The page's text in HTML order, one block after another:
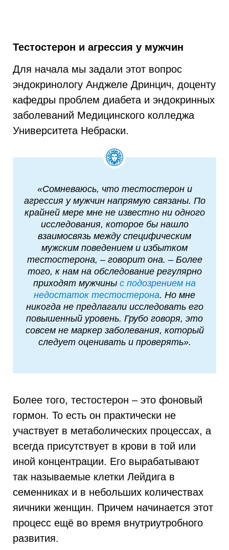
Тестостерон и агрессия у мужчин
Для начала мы задали этот вопрос
эндокринологу Анджеле Дринцич, доценту
кафедры проблем диабета и эндокринных
заболеваний Медицинского колледжа
Университета Небраски.
«Сомневаюсь, что тестостерон и
агрессия у мужчин напрямую связаны. По
крайней мере мне не известно ни одного
исследования, которое бы нашло
взаимосвязь между специфическим
мужским поведением и избытком
тестостерона, – говорит она. – Более
того, к нам на обследование регулярно
приходят мужчины с подозрением на
недостаток тестостерона. Но мне
никогда не предлагали исследовать его
повышенный уровень. Грубо говоря, это
совсем не маркер заболевания, который
следует оценивать и проверять».
Более того, тестостерон – это фоновый
гормон. То есть он практически не
участвует в метаболических процессах, а
всегда присутствует в крови в той или
иной концентрации. Его вырабатывают
так называемые клетки Лейдига в
семенниках и в небольших количествах
яичники женщин. Причем начинается этот
процесс ещё во время внутриутробного
развития.